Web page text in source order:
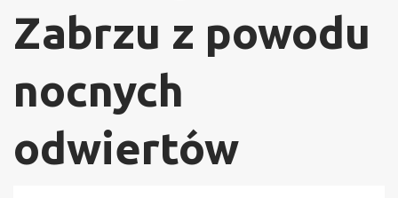
Zabrzu z powodu
nocnych
odwiertów